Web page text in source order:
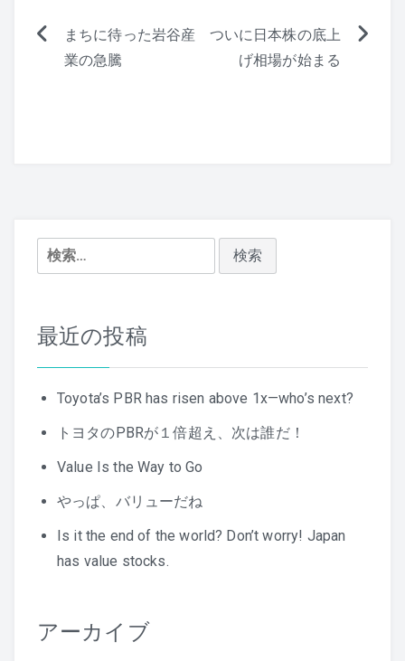
投
シ
ン
まちに待った岩谷産
業の急騰
ついに日本株の底上
げ相場が始まる
検
索:
最近の投稿
Toyota’s PBR has risen above 1x—who’s next?
トヨタのPBRが１倍超え、次は誰だ！
Value Is the Way to Go
やっぱ、バリューだね
Is it the end of the world? Don’t worry! Japan
has value stocks.
アーカイブ